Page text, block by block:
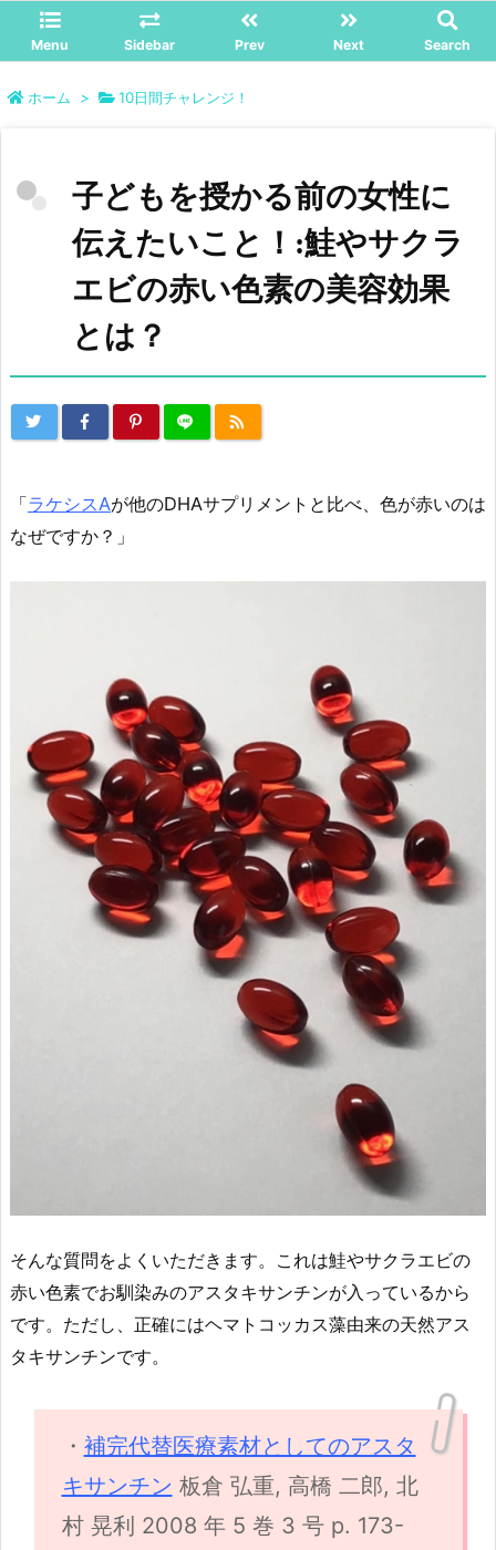
Menu Sidebar Prev Next Search
ホーム > 10日間チャレンジ！
子どもを授かる前の女性に
伝えたいこと！:鮭やサクラ
エビの赤い色素の美容効果
とは？
「ラケシスAが他のDHAサプリメントと比べ、色が赤いのは
なぜですか？」
そんな質問をよくいただきます。これは鮭やサクラエビの
赤い色素でお馴染みのアスタキサンチンが入っているから
です。ただし、正確にはヘマトコッカス藻由来の天然アス
タキサンチンです。
・ 補完代替医療素材としてのアスタ
キサンチン 板倉 弘重, 高橋 二郎, 北
村 晃利 2008 年 5 巻 3 号 p. 173-